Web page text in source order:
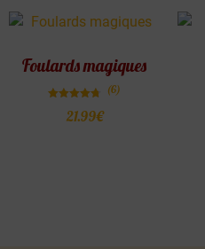
Foulards magiques
4.67
(6)
21.99€